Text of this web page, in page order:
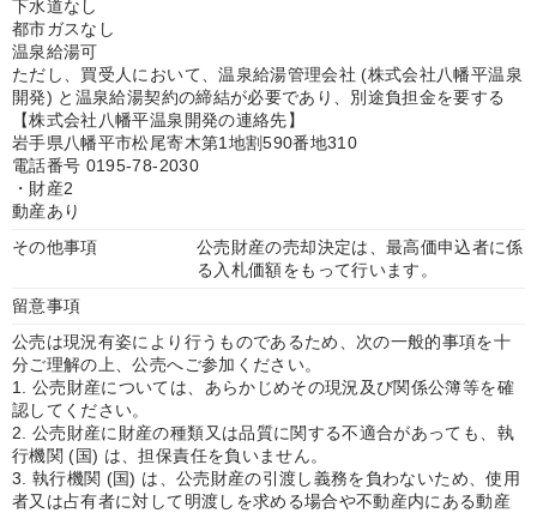
下水道なし
都市ガスなし
温泉給湯可
ただし、買受人において、温泉給湯管理会社 (株式会社八幡平温泉
開発) と温泉給湯契約の締結が必要であり、別途負担金を要する
【株式会社八幡平温泉開発の連絡先】
岩手県八幡平市松尾寄木第1地割590番地310
電話番号 0195-78-2030
・財産2
動産あり
その他事項
公売財産の売却決定は、最高価申込者に係
る入札価額をもって行います。
留意事項
公売は現況有姿により行うものであるため、次の一般的事項を十
分ご理解の上、公売へご参加ください。
1. 公売財産については、あらかじめその現況及び関係公簿等を確
認してください。
2. 公売財産に財産の種類又は品質に関する不適合があっても、執
行機関 (国) は、担保責任を負いません。
3. 執行機関 (国) は、公売財産の引渡し義務を負わないため、使用
者又は占有者に対して明渡しを求める場合や不動産内にある動産